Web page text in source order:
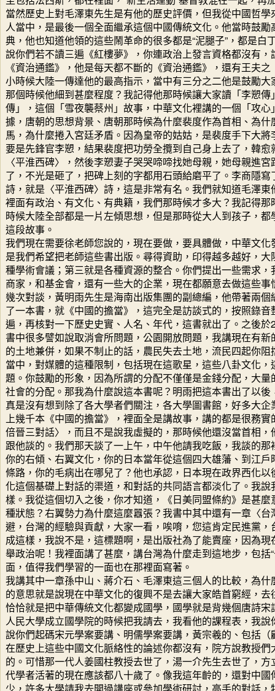
當然歷史上對毛澤東先生是有他的歷史評價，但我從中國哲
人當中，是最後一個全面繼承這個中國傳統文化。他當時鼓
典，他也知道他領的這些鬧革命的很多都是“泥腿子”，都是白
說你們若不讀三遍《紅樓夢》，你連政治上發言資格都沒有
《資治通鑑》，他是每天都不斷的《資治通鑑》，還有王夫
小時候大陸一傳達他的最高指示，當中有三分之二他是鼓勵
那個時候他細到甚麼程度？我記得他那時候讓大家讀「李愬
傳」，這個「雪夜襲蔡州」故事，中華文化裡講的一個「攻
據，唐朝的思想背景、唐朝那時候為什麼裴度作為首相、為
馬，為什麼捲入宮廷矛盾。因為皇帝的姑姑，是裴度手下大
要是先鋒官李愬，結果裴度把功勞全攬到自己身上去了，韓
〈平淮西碑〉，然後李愬妻子哭哭啼啼找她母親，她母親進
了，不光是砸了，把碑上刻的字都用石頭給磨平了。李商隱
詩，就是〈平淮西碑〉詩，這是非常有名。我們就知道毛澤
裡面有政治、有文化、有典籍，我們那時候才多大？我記得
時候大陸全部都是一片左傾思想，但是那時從大人到孩子，
這段故事。
我們現在需要徐老師您說的，現在要做，要具體做，中華文
是我們希望把老師這些書出版。尋得資助，印得越多越好，
種學術會議；第三就是各種資源的整合。你們提出一些需求
商家，和基金會，還有一些大的企業，現在都願意去做這些
幾次對談，黃明雨先生是海南出版集團的副總編，他帶著兩
了一本書，就《中國的擔當》，這完全是訪談式的，按照錄
遍，再核對一下歷史史實、人名、年代，這書就出了。之後
書中很多譬如說取消會所問題，公園開放問題，我講現在有
的土地兼併，如果不制止的話，農民失去土地，流民四起你
當中，對媒體的這種限制，包括現在這歌星，這些八卦文化
題。你鼓勵的形象，因為所謂的分配不僅僅是金錢分配，大
社會的分配。那我為什麼說這本書呢？明雨把這本書出了以
真是沒有想到除了各大學者們關注，各大學圖書館，好多大
上幾千本《中國的擔當》，裡面全是講故事，講的都是很務
倍晉三對話〉，而且不是說我虛擬的，那時候他還沒當首相
跟他談的。我們那天談了一上午，中午他請我吃飯，我談的
你的右傾、右翼文化，你的日本當年從這個四大雄藩、到江
條路，你的毛病出在哪兒了？他也承認，日本現在政界西化
化這個基礎上對話的渠道，和對話的共同語言都淡化了。我
樣。我從這個切入之後，你才知道，《日美同盟條約》是甚
種狀態？右翼勢力為什麼這麼囂張？我書中其中還有一章〈
避，台灣的經驗與貢獻，大家一看，唉唷，您這肯定民進黨
成這樣，我說不是，這標題啊，是出版社為了能賣座，因為
舉政治呢！我裡面講了甚麼，講台灣為什麼走到這地步，包括
面，值得我們學習的一面也在那裡面寫著。
我講其中一章孫中山、蔣介石、毛澤東這三個人的比較，為
的意思就是說現在中華文化的復興不是去讓大家皓首窮經，
恰恰就是把中華傳統文化都變成國學，國學就是背幾個唐詩
人民大學成立國學院的時候把我請去，我看他的課程表，我
說你們起碼宋元學案要講、明儒學案要講，黃宗羲的、包括
在歷史上這些中國文化脈絡性的論述你都沒有，院方說教授
的。可惜那一代人姜國柱教授去世了，湯一介先生去世了，
代學者活著的現在應該都八十歲了。像我這年齡的，還對中
少，許多大學請我去開過講座或參加學術研討，高手的對話